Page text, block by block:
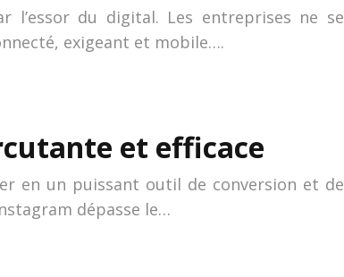
l’essor du digital. Les entreprises ne se
exigeant et mobile….
et efficace
en un puissant outil de conversion et de
dépasse le…